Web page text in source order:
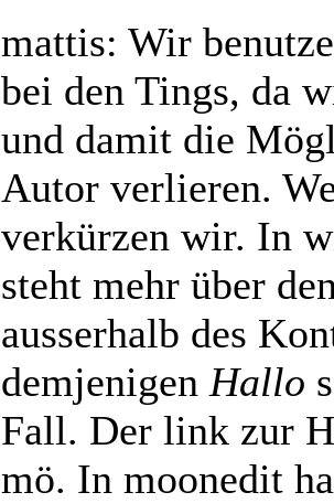
mattis: Wir
bei den Tings, da
und damit die
Autor verlieren.
verkürzen wir. In
steht mehr über
ausserhalb des
demjenigen Hallo
Fall. Der link zur
mö. In moonedit